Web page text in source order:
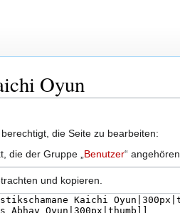
Oyun
die Seite zu bearbeiten:
die der Gruppe „ Benutzer“ angehören.
und kopieren.